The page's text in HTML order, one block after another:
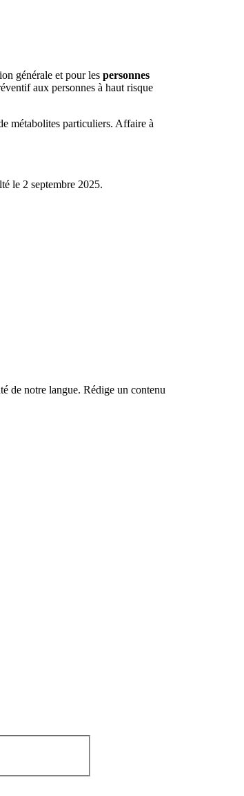
générale et pour les personnes
aux personnes à haut risque
métabolites particuliers. Affaire à
le 2 septembre 2025.
de notre langue. Rédige un contenu